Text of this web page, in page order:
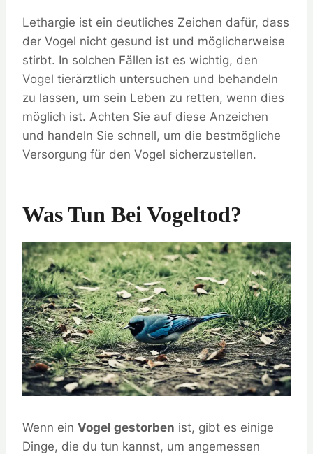
Lethargie ist ein deutliches Zeichen dafür, dass
der Vogel nicht gesund ist und möglicherweise
stirbt. In solchen Fällen ist es wichtig, den
Vogel tierärztlich untersuchen und behandeln
zu lassen, um sein Leben zu retten, wenn dies
möglich ist. Achten Sie auf diese Anzeichen
und handeln Sie schnell, um die bestmögliche
Versorgung für den Vogel sicherzustellen.
Was Tun Bei Vogeltod?
Wenn ein Vogel gestorben ist, gibt es einige
Dinge, die du tun kannst, um angemessen